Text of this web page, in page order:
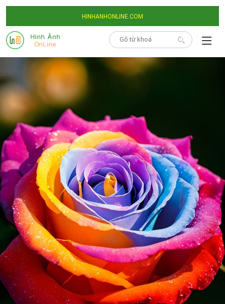
HINHANHONLINE.COM